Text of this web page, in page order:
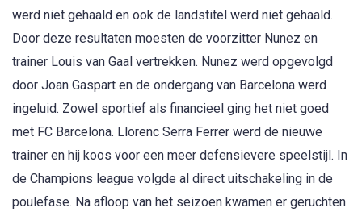
werd niet gehaald en ook de landstitel werd niet gehaald.
Door deze resultaten moesten de voorzitter Nunez en
trainer Louis van Gaal vertrekken. Nunez werd opgevolgd
door Joan Gaspart en de ondergang van Barcelona werd
ingeluid. Zowel sportief als financieel ging het niet goed
met FC Barcelona. Llorenc Serra Ferrer werd de nieuwe
trainer en hij koos voor een meer defensievere speelstijl. In
de Champions league volgde al direct uitschakeling in de
poulefase. Na afloop van het seizoen kwamen er geruchten